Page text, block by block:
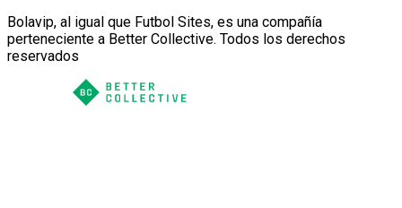
Bolavip, al igual que Futbol Sites, es una compañía
perteneciente a Better Collective. Todos los derechos
reservados